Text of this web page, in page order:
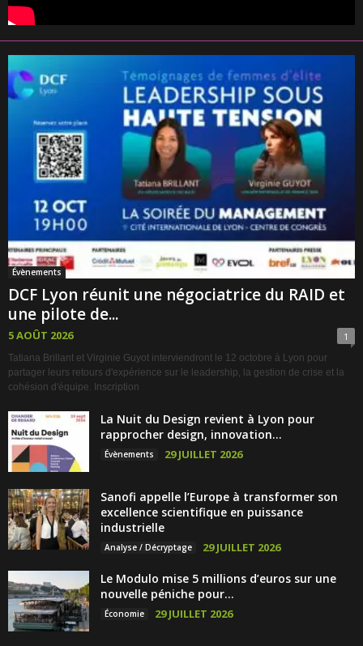
Évènements
DCF Lyon réunit une négociatrice du RAID et
une pilote de...
5 AOÛT 2026 1
Tatiana Brillant et Virginie Guyot interviendront le 12 octobre à Lyon pour
partager leurs retours d'expérience sur le leadership, la gestion de crise et la
cohésion d'équipe. Inscription
La Nuit du Design revient à Lyon pour
rapprocher design, innovation...
Évènements 29 JUILLET 2026
Sanofi appelle l’Europe à transformer son
excellence scientifique en puissance
industrielle
Analyse / Décryptage 29 JUILLET 2026
Le Modulo mise 5 millions d’euros sur une
nouvelle péniche pour...
Économie 29 JUILLET 2026